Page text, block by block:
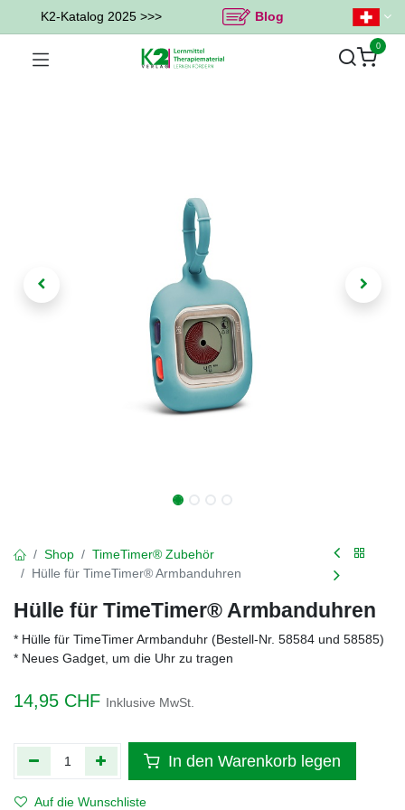
K2-Katalog 2025 >>> Blog
0
Shop
TimeTimer® Zubehör
Hülle für TimeTimer® Armbanduhren
Hülle für TimeTimer® Armbanduhren
* Hülle für TimeTimer Armbanduhr (Bestell-Nr. 58584 und 58585)
* Neues Gadget, um die Uhr zu tragen
14,95 CHF Inklusive MwSt.
In den Warenkorb legen
Auf die Wunschliste